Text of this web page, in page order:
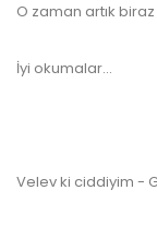
O zaman artık
İyi okumalar...
Velev ki ciddiyim -